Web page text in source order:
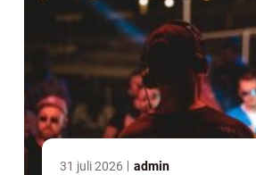
31 juli 2026 admin